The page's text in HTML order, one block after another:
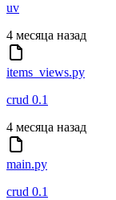
uv
4 месяца назад
items_views.py
crud 0.1
4 месяца назад
main.py
crud 0.1